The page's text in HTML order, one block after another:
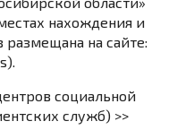
нахождения и
на сайте:
).
социальной
служб) >>